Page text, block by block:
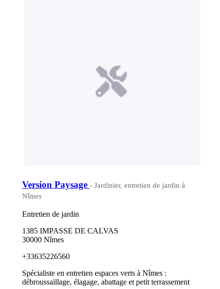
Version Paysage - Jardinier, entretien de jardin à
Nîmes
Entretien de jardin
1385 IMPASSE DE CALVAS
30000 Nîmes
+33635226560
Spécialiste en entretien espaces verts à Nîmes :
débroussaillage, élagage, abattage et petit terrassement